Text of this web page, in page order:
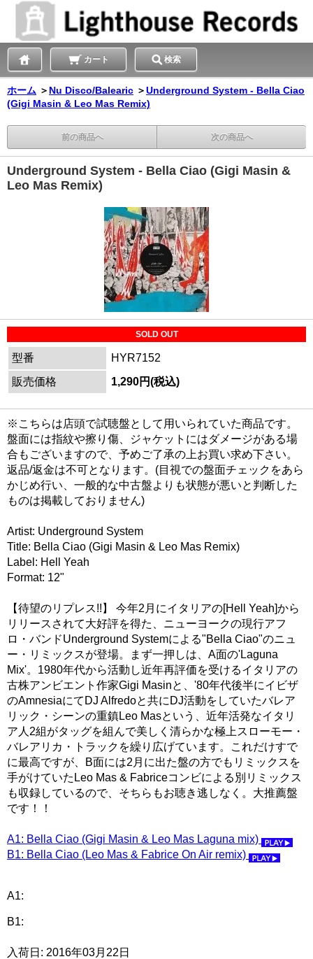
カート 検索
ホーム ＞ Nu Disco/Balearic ＞Underground System - Bella Ciao
(Gigi Masin & Leo Mas Remix)
前の商品へ 次の商品へ
Underground System - Bella Ciao (Gigi Masin &
Leo Mas Remix)
SOLD OUT
型番
HYR7152
販売価格
1,290円(税込)
※こちらは店頭で試聴盤として用いられていた商品です。
盤面には指紋や擦り傷、ジャケットにはダメージがある場
合もございますので、予めご了承の上お買い求め下さい。
返品/返金は不可となります。(目視での盤面チェックをあら
かじめ行い、一般的な中古盤よりも状態が悪いと判断した
ものは掲載しておりません)
Artist: Underground System
Title: Bella Ciao (Gigi Masin & Leo Mas Remix)
Label: Hell Yeah
Format: 12"
【待望のリプレス!!】 今年2月にイタリアの[Hell Yeah]から
リリースされて大好評を得た、ニューヨークの現行アフ
ロ・バンドUnderground Systemによる"Bella Ciao"のニュ
ー・リミックスが登場。まず一押しは、A面の'Laguna
Mix'。1980年代から活動し近年再評価を受けるイタリアの
古株アンビエント作家Gigi Masinと、'80年代後半にイビザ
のAmnesiaにてDJ Alfredoと共にDJ活動をしていたバレア
リック・シーンの重鎮Leo Masという、近年活発なイタリ
ア人2組がタッグを組んで美しく清らかな極上スローモー・
バレアリカ・トラックを繰り広げています。これだけすで
に最高ですが、B面には2月に出た盤の方でもリミックスを
手がけていたLeo Mas & Fabriceコンビによる別リミックス
も収録しているので、そちらもお聴き逃しなく。大推薦盤
です！！
A1: Bella Ciao (Gigi Masin & Leo Mas Laguna mix)
B1: Bella Ciao (Leo Mas & Fabrice On Air remix)
A1:
B1:
入荷日: 2016年03月22日